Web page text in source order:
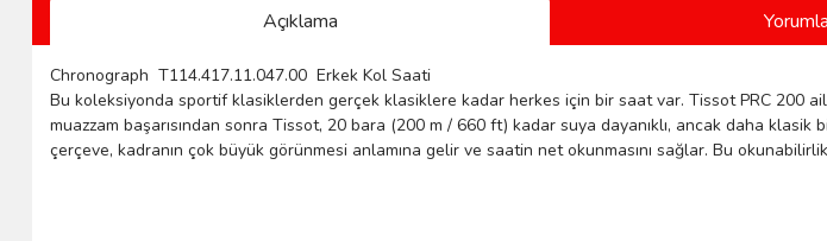
Açıklama
Chronograph T114.417.11.047.00 Erkek Kol Saati
Bu koleksiyonda sportif klasiklerden gerçek klasiklere kadar herkes için bir saat var. Tissot PRC 200
muazzam başarısından sonra Tissot, 20 bara (200 m / 660 ft) kadar suya dayanıklı, ancak daha
çerçeve, kadranın çok büyük görünmesi anlamına gelir ve saatin net okunmasını sağlar. Bu